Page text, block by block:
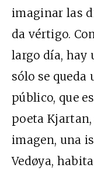
imaginar las
da vértigo.
largo día, hay
sólo se queda
público, que
poeta
imagen, una
Vedøya,